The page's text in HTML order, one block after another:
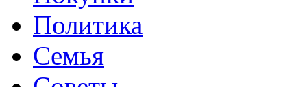
Политика
Семья